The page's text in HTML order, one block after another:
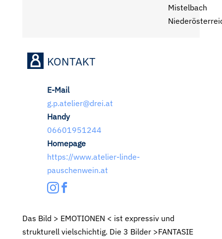
Mistelbach
KONTAKT
E-Mail
g.p.atelier@drei.at
Handy
06601951244
Homepage
https://www.atelier-linde-
pauschenwein.at
Das Bild > EMOTIONEN < ist expressiv und
strukturell vielschichtig. Die 3 Bilder >FANTASIE